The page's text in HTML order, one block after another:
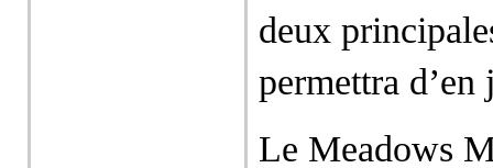
deux
permettra d’en
Le Meadows